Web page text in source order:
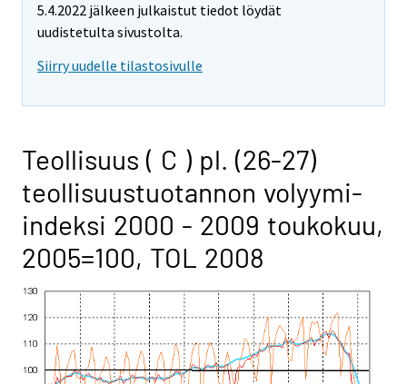
5.4.2022 jälkeen julkaistut tiedot löydät
uudistetulta sivustolta.
Siirry uudelle tilastosivulle
Teollisuus ( C ) pl. (26-27)
teollisuustuotannon volyymi-
indeksi 2000 - 2009 toukokuu,
2005=100, TOL 2008